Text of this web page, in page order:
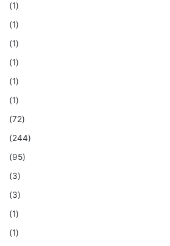
(1)
(1)
(1)
(1)
(1)
(1)
(72)
(244)
(95)
(3)
(3)
(1)
(1)